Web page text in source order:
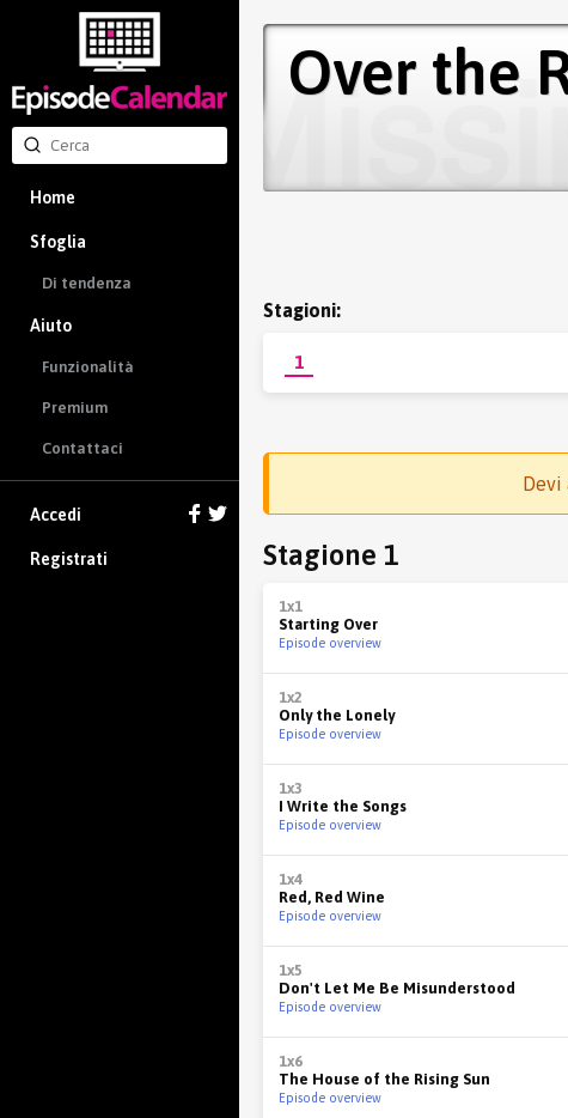
Home
Sfoglia
Di tendenza
Aiuto
Funzionalità
Premium
Contattaci
Accedi
Registrati
Over the
Stagioni:
1
Devi
Stagione 1
1x1
Starting Over
Episode overview
1x2
Only the Lonely
Episode overview
1x3
I Write the Songs
Episode overview
1x4
Red, Red Wine
Episode overview
1x5
Don't Let Me Be Misunderstood
Episode overview
1x6
The House of the Rising Sun
Episode overview